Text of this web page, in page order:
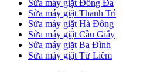
Sửa máy giặt Đống Đa
Sửa máy giặt Thanh Trì
Sửa máy giặt Hà Đông
Sửa máy giặt Cầu Giấy
Sửa máy giặt Ba Đình
Sửa máy giặt Từ Liêm